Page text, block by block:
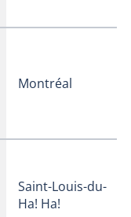
Montréal
Saint-Louis-du-
Ha! Ha!